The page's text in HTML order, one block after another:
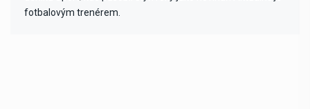
fotbalovým trenérem.